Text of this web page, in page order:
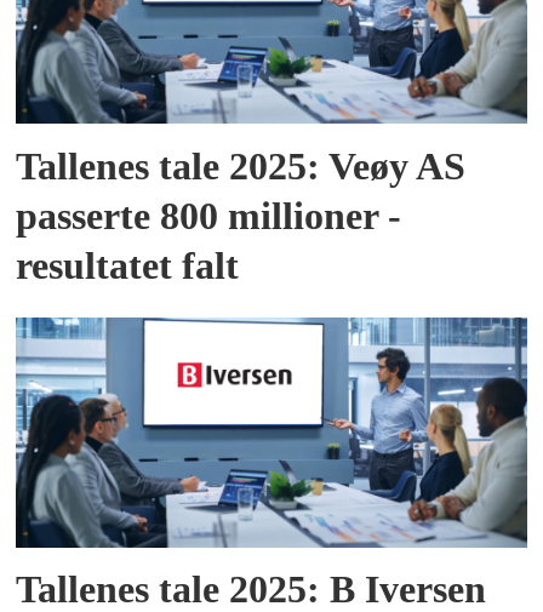
Tallenes tale 2025: Veøy AS
passerte 800 millioner -
resultatet falt
Tallenes tale 2025: B Iversen